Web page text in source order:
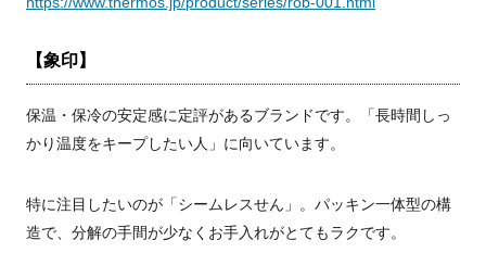
【象印】
保温・保冷の安定感に定評があるブランドです。「長時間しっ
かり温度をキープしたい人」に向いています。
特に注目したいのが「シームレスせん」。パッキン一体型の構
造で、分解の手間が少なくお手入れがとてもラクです。